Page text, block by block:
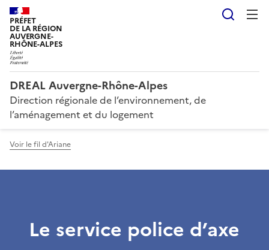
PRÉFET
DE LA RÉGION
AUVERGNE-
RHÔNE-ALPES
DREAL Auvergne-Rhône-Alpes
Direction régionale de l’environnement, de
l’aménagement et du logement
Voir le fil d'Ariane
Le service police d’axe